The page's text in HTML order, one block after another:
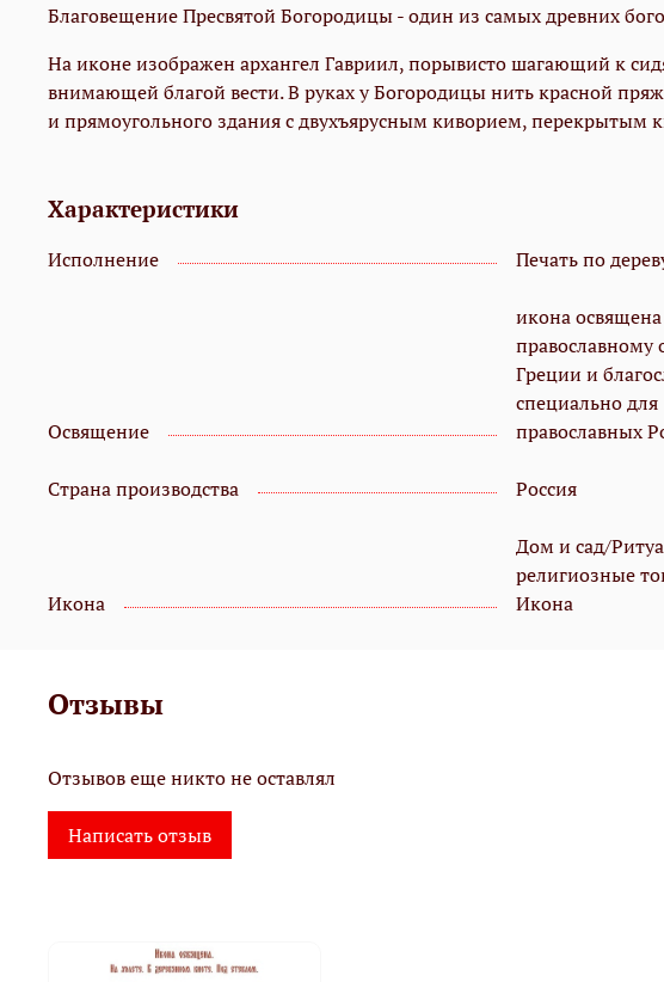
Благовещение Пресвятой Богородицы - один из самых древних
На иконе изображен архангел Гавриил, порывисто шагающий к
внимающей благой вести. В руках у Богородицы нить красной
и прямоугольного здания с двухъярусным киворием, перекрытым
Характеристики
Исполнение Печать по
Освящение
икона
православному
Греции и
специально для
православных
Страна производства Россия
Икона
Дом и сад/
религиозные
Икона
Отзывы
Отзывов еще никто не оставлял
Написать отзыв